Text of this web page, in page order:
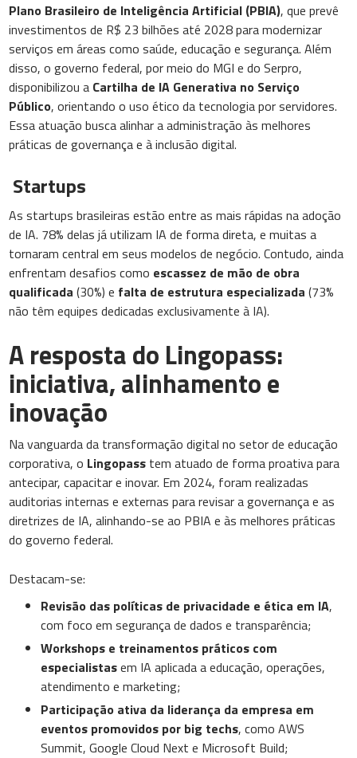
Plano Brasileiro de Inteligência Artificial (PBIA), que prevê
investimentos de R$ 23 bilhões até 2028 para modernizar
serviços em áreas como saúde, educação e segurança. Além
disso, o governo federal, por meio do MGI e do Serpro,
disponibilizou a Cartilha de IA Generativa no Serviço
Público, orientando o uso ético da tecnologia por servidores.
Essa atuação busca alinhar a administração às melhores
práticas de governança e à inclusão digital.
Startups
As startups brasileiras estão entre as mais rápidas na adoção
de IA. 78% delas já utilizam IA de forma direta, e muitas a
tornaram central em seus modelos de negócio. Contudo, ainda
enfrentam desafios como escassez de mão de obra
qualificada (30%) e falta de estrutura especializada (73%
não têm equipes dedicadas exclusivamente à IA).
A resposta do Lingopass:
iniciativa, alinhamento e
inovação
Na vanguarda da transformação digital no setor de educação
corporativa, o Lingopass tem atuado de forma proativa para
antecipar, capacitar e inovar. Em 2024, foram realizadas
auditorias internas e externas para revisar a governança e as
diretrizes de IA, alinhando-se ao PBIA e às melhores práticas
do governo federal.
Destacam-se:
Revisão das políticas de privacidade e ética em IA,
com foco em segurança de dados e transparência;
Workshops e treinamentos práticos com
especialistasem IA aplicada a educação, operações,
atendimento e marketing;
Participação ativa da liderança da empresa em
eventos promovidos por big techs, como AWS
Summit, Google Cloud Next e Microsoft Build;